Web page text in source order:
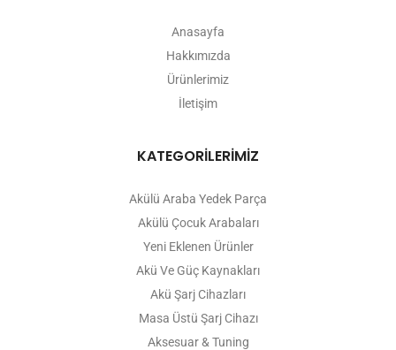
Anasayfa
Hakkımızda
Ürünlerimiz
İletişim
KATEGORİLERİMİZ
Akülü Araba Yedek Parça
Akülü Çocuk Arabaları
Yeni Eklenen Ürünler
Akü Ve Güç Kaynakları
Akü Şarj Cihazları
Masa Üstü Şarj Cihazı
Aksesuar & Tuning